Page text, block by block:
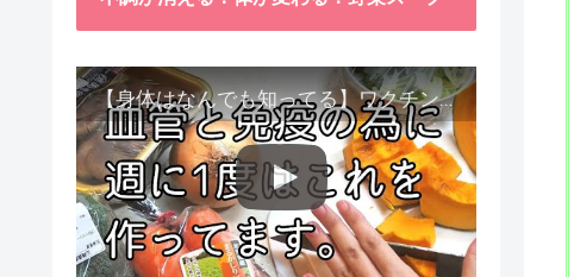
【身体はなんでも知ってる】ワクチン接種後、異常に食べたくなった野菜が細胞回復に貢献してくれました。